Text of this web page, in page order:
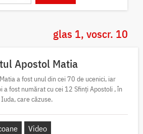
glas 1, voscr. 10
Apostol Matia
a fost unul din cei 70 de ucenici, iar
a fost numărat cu cei 12 Sfinți Apostoli , în
care căzuse.
Video